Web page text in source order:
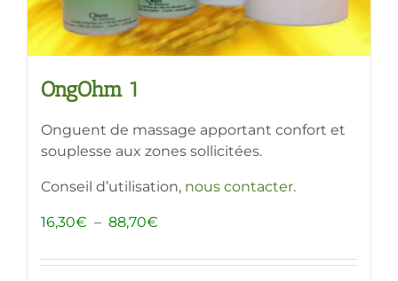
OngOhm 1
Onguent de massage apportant confort et
souplesse aux zones sollicitées.
Conseil d’utilisation, nous contacter.
16,30€ – 88,70€
prix :